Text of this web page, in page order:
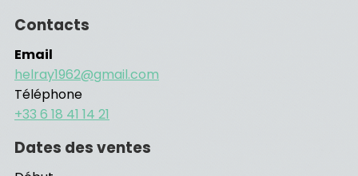
Contacts
Email
helray1962@gmail.com
Téléphone
+33 6 18 41 14 21
Dates des ventes